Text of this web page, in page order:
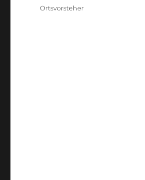
Kategorien
Ortsvorsteher